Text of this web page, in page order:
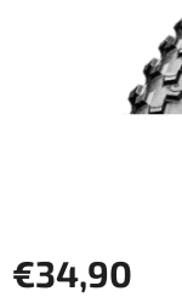
€34,90